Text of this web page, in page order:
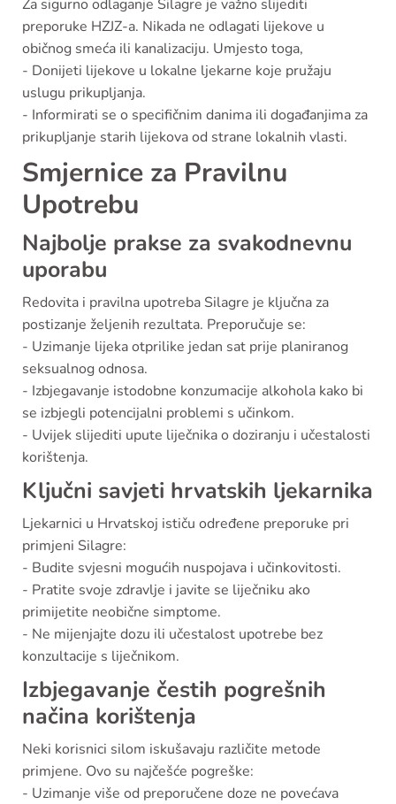
Za sigurno odlaganje Silagre je važno slijediti
preporuke HZJZ-a. Nikada ne odlagati lijekove u
običnog smeća ili kanalizaciju. Umjesto toga,
- Donijeti lijekove u lokalne ljekarne koje pružaju
uslugu prikupljanja.
- Informirati se o specifičnim danima ili događanjima za
prikupljanje starih lijekova od strane lokalnih vlasti.
Smjernice za Pravilnu
Upotrebu
Najbolje prakse za svakodnevnu
uporabu
Redovita i pravilna upotreba Silagre je ključna za
postizanje željenih rezultata. Preporučuje se:
- Uzimanje lijeka otprilike jedan sat prije planiranog
seksualnog odnosa.
- Izbjegavanje istodobne konzumacije alkohola kako bi
se izbjegli potencijalni problemi s učinkom.
- Uvijek slijediti upute liječnika o doziranju i učestalosti
korištenja.
Ključni savjeti hrvatskih ljekarnika
Ljekarnici u Hrvatskoj ističu određene preporuke pri
primjeni Silagre:
- Budite svjesni mogućih nuspojava i učinkovitosti.
- Pratite svoje zdravlje i javite se liječniku ako
primijetite neobične simptome.
- Ne mijenjajte dozu ili učestalost upotrebe bez
konzultacije s liječnikom.
Izbjegavanje čestih pogrešnih
načina korištenja
Neki korisnici silom iskušavaju različite metode
primjene. Ovo su najčešće pogreške:
- Uzimanje više od preporučene doze ne povećava